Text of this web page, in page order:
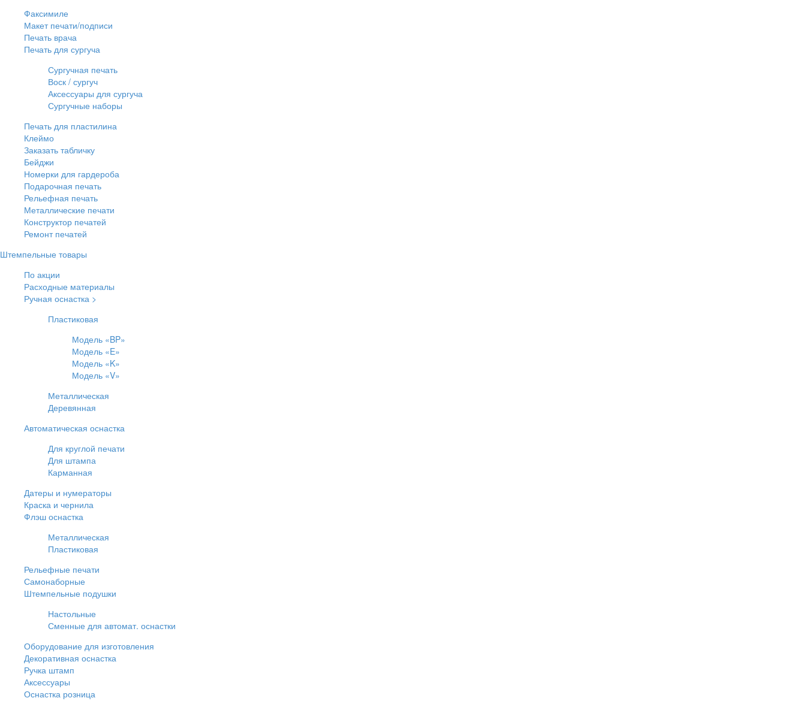
Факсимиле
Макет печати/подписи
Печать врача
Печать для сургуча
Сургучная печать
Воск / сургуч
Аксессуары для сургуча
Сургучные наборы
Печать для пластилина
Клеймо
Заказать табличку
Бейджи
Номерки для гардероба
Подарочная печать
Рельефная печать
Металлические печати
Конструктор печатей
Ремонт печатей
Штемпельные товары
По акции
Расходные материалы
Ручная оснастка >
Пластиковая
Модель «BP»
Модель «E»
Модель «K»
Модель «V»
Металлическая
Деревянная
Автоматическая оснастка
Для круглой печати
Для штампа
Карманная
Датеры и нумераторы
Краска и чернила
Флэш оснастка
Металлическая
Пластиковая
Рельефные печати
Самонаборные
Штемпельные подушки
Настольные
Сменные для автомат. оснастки
Оборудование для изготовления
Декоративная оснастка
Ручка штамп
Аксессуары
Оснастка розница